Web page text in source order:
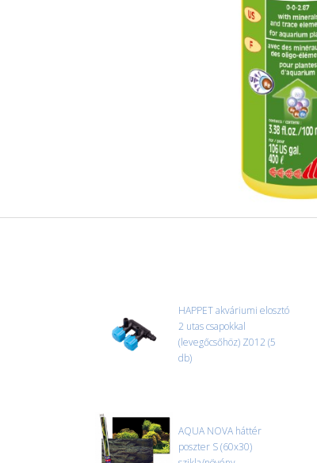
HAPPET akváriumi elosztó
2 utas csapokkal
(levegőcsőhöz) Z012 (5
db)
AQUA NOVA háttér
poszter S (60x30)